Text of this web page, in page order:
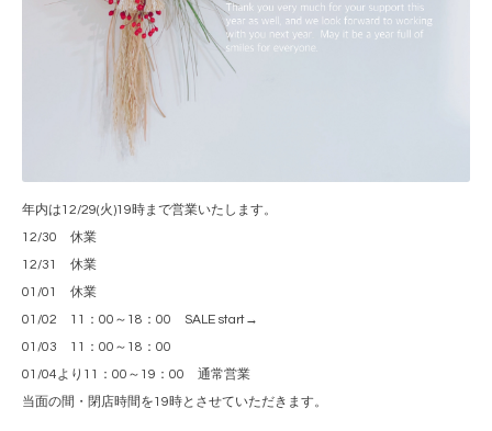
年内は12/29(火)19時まで営業いたします。
12/30 休業
12/31 休業
01/01 休業
01/02 11：00～18：00 SALE start→
01/03 11：00～18：00
01/04より11：00～19：00 通常営業
当面の間・閉店時間を19時とさせていただきます。